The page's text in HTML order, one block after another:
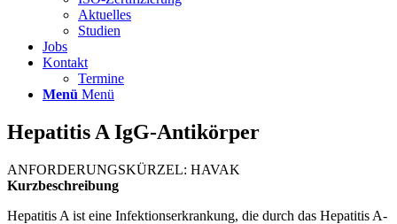
Aktuelles
Studien
Jobs
Kontakt
Termine
Menü Menü
Hepatitis A IgG-Antikörper
ANFORDERUNGSKÜRZEL: HAVAK
Kurzbeschreibung
Hepatitis A ist eine Infektionserkrankung, die durch das Hepatitis A-